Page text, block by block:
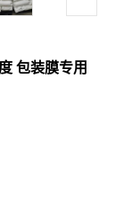
包装膜专用